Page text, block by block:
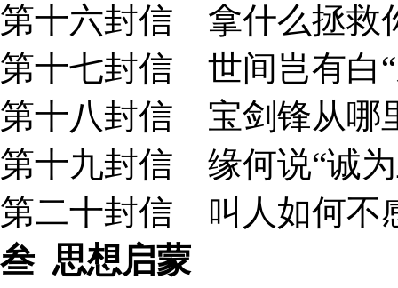
第十六封信 拿什么拯救
第十七封信 世间岂有白“
第十八封信 宝剑锋从哪
第十九封信 缘何说“诚为
第二十封信 叫人如何不
叁 思想启蒙